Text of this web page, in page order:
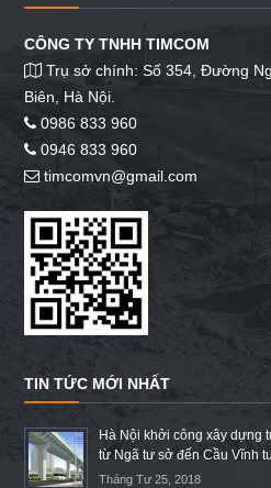
CÔNG TY TNHH TIMCOM
Trụ sở chính: Số 354, Đường
Biên, Hà Nội.
0986 833 960
0946 833 960
timcomvn@gmail.com
TIN TỨC MỚI NHẤT
Hà Nội khởi công xây dựng
từ Ngã tư sở đến Cầu Vĩnh
Tháng Tư 25, 2018